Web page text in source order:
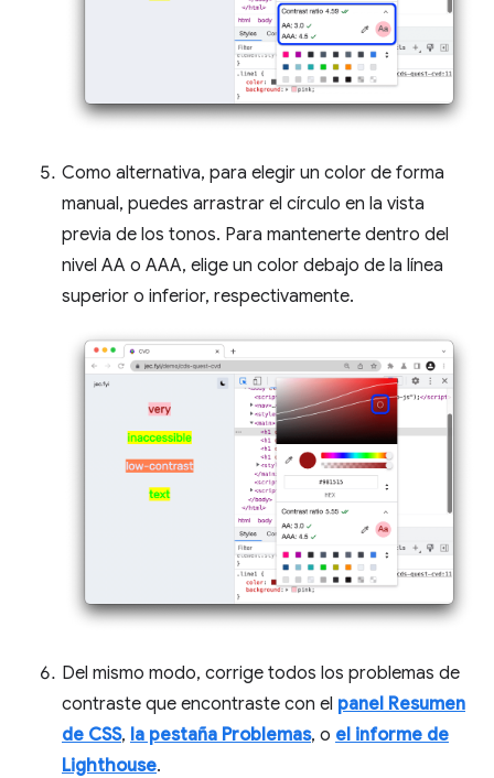
Como alternativa, para elegir un color de forma
manual, puedes arrastrar el círculo en la vista
previa de los tonos. Para mantenerte dentro del
nivel AA o AAA, elige un color debajo de la línea
superior o inferior, respectivamente.
Del mismo modo, corrige todos los problemas de
contraste que encontraste con el panel Resumen
de CSS, la pestaña Problemas, o el informe de
Lighthouse.